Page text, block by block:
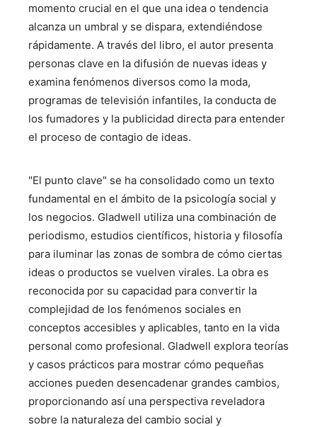
momento crucial en el que una idea o tendencia
alcanza un umbral y se dispara, extendiéndose
rápidamente. A través del libro, el autor presenta
personas clave en la difusión de nuevas ideas y
examina fenómenos diversos como la moda,
programas de televisión infantiles, la conducta de
los fumadores y la publicidad directa para entender
el proceso de contagio de ideas.
"El punto clave" se ha consolidado como un texto
fundamental en el ámbito de la psicología social y
los negocios. Gladwell utiliza una combinación de
periodismo, estudios científicos, historia y filosofía
para iluminar las zonas de sombra de cómo ciertas
ideas o productos se vuelven virales. La obra es
reconocida por su capacidad para convertir la
complejidad de los fenómenos sociales en
conceptos accesibles y aplicables, tanto en la vida
personal como profesional. Gladwell explora teorías
y casos prácticos para mostrar cómo pequeñas
acciones pueden desencadenar grandes cambios,
proporcionando así una perspectiva reveladora
sobre la naturaleza del cambio social y